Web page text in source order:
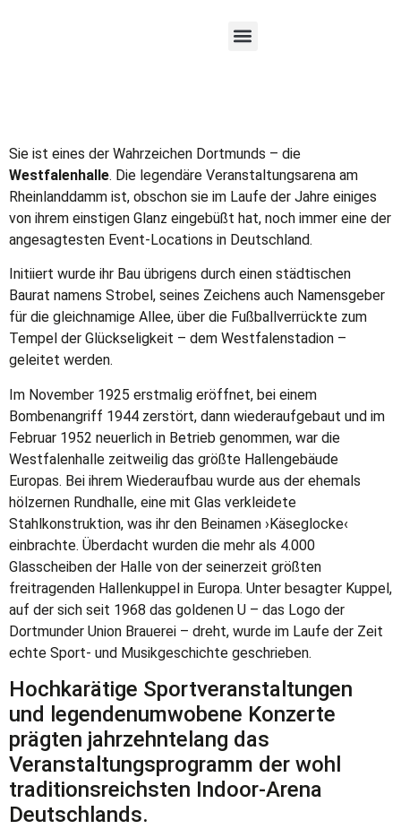
Sie ist eines der Wahrzeichen Dortmunds – die
Westfalenhalle. Die legendäre Veranstaltungsarena am
Rheinlanddamm ist, obschon sie im Laufe der Jahre einiges
von ihrem einstigen Glanz eingebüßt hat, noch immer eine der
angesagtesten Event-Locations in Deutschland.
Initiiert wurde ihr Bau übrigens durch einen städtischen
Baurat namens Strobel, seines Zeichens auch Namensgeber
für die gleichnamige Allee, über die Fußballverrückte zum
Tempel der Glückseligkeit – dem Westfalenstadion –
geleitet werden.
Im November 1925 erstmalig eröffnet, bei einem
Bombenangriff 1944 zerstört, dann wiederaufgebaut und im
Februar 1952 neuerlich in Betrieb genommen, war die
Westfalenhalle zeitweilig das größte Hallengebäude
Europas. Bei ihrem Wiederaufbau wurde aus der ehemals
hölzernen Rundhalle, eine mit Glas verkleidete
Stahlkonstruktion, was ihr den Beinamen ›Käseglocke‹
einbrachte. Überdacht wurden die mehr als 4.000
Glasscheiben der Halle von der seinerzeit größten
freitragenden Hallenkuppel in Europa. Unter besagter Kuppel,
auf der sich seit 1968 das goldenen U – das Logo der
Dortmunder Union Brauerei – dreht, wurde im Laufe der Zeit
echte Sport- und Musikgeschichte geschrieben.
Hochkarätige Sportveranstaltungen
und legendenumwobene Konzerte
prägten jahrzehntelang das
Veranstaltungsprogramm der wohl
traditionsreichsten Indoor-Arena
Deutschlands.